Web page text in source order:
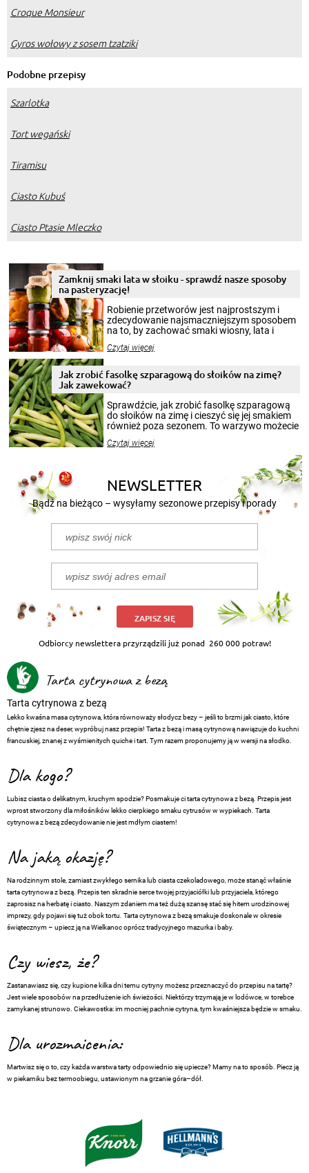
Croque Monsieur
Gyros wołowy z sosem tzatziki
Podobne przepisy
Szarlotka
Tort wegański
Tiramisu
Ciasto Kubuś
Ciasto Ptasie Mleczko
Zamknij smaki lata w słoiku - sprawdź nasze sposoby
na pasteryzację!
Robienie przetworów jest najprostszym i
zdecydowanie najsmaczniejszym sposobem
na to, by zachować smaki wiosny, lata i
krajobrazów, by cieszyć nimi oko w sezonie
pełni poczuć atmosferę cieplejszych
miesięcy. Przygotowanie słoików ze
patenty, które pozwolą zachować świeżość
przetworów.
Czytaj więcej
Jak zrobić fasolkę szparagową do słoików na zimę?
Jak zawekować?
Sprawdźcie, jak zrobić fasolkę szparagową
do słoików na zimę i cieszyć się jej smakiem
również poza sezonem. To warzywo możecie
nasze propozycje!
Czytaj więcej
NEWSLETTER
Bądź na bieżąco – wysyłamy sezonowe przepisy i porady
ZAPISZ SIĘ
Odbiorcy newslettera przyrządzili już ponad 260 000 potraw!
Tarta cytrynowa z bezą
Tarta cytrynowa z bezą
Lekko kwaśna masa cytrynowa, która równoważy słodycz bezy – jeśli to brzmi jak ciasto, które
chętnie zjesz na deser, wypróbuj nasz przepis! Tarta z bezą i masą cytrynową nawiązuje do kuchni
francuskiej, znanej z wyśmienitych quiche i tart. Tym razem proponujemy ją w wersji na słodko.
Dla kogo?
Lubisz ciasta o delikatnym, kruchym spodzie? Posmakuje ci tarta cytrynowa z bezą. Przepis jest
wprost stworzony dla miłośników lekko cierpkiego smaku cytrusów w wypiekach. Tarta
cytrynowa z bezą zdecydowanie nie jest mdłym ciastem!
Na jaką okazję?
Na rodzinnym stole, zamiast zwykłego sernika lub ciasta czekoladowego, może stanąć właśnie
tarta cytrynowa z bezą. Przepis ten skradnie serce twojej przyjaciółki lub przyjaciela, którego
zaprosisz na herbatę i ciasto. Naszym zdaniem ma też dużą szansę stać się hitem urodzinowej
imprezy, gdy pojawi się tuż obok tortu. Tarta cytrynowa z bezą smakuje doskonale w okresie
świątecznym – upiecz ją na Wielkanoc oprócz tradycyjnego mazurka i baby.
Czy wiesz, że?
Zastanawiasz się, czy kupione kilka dni temu cytryny możesz przeznaczyć do przepisu na tartę?
Jest wiele sposobów na przedłużenie ich świeżości. Niektórzy trzymają je w lodówce, w torebce
zamykanej strunowo. Ciekawostka: im mocniej pachnie cytryna, tym kwaśniejsza będzie w smaku.
Dla urozmaicenia:
Martwisz się o to, czy każda warstwa tarty odpowiednio się upiecze? Mamy na to sposób. Piecz ją
w piekarniku bez termoobiegu, ustawionym na grzanie góra–dół.